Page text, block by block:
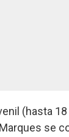
(hasta
se